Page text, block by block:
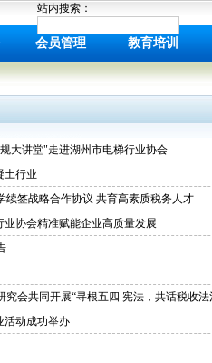
站内搜索：
会员管理 教育培训
大讲堂"走进湖州市电梯行业协会
土行业
签战略合作协议 共育高素质税务人才
业协会精准赋能企业高质量发展
会共同开展“寻根五四 宪法，共话税收法
活动成功举办